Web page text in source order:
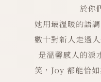
於你
她用最溫暖的語
數十對新人走過
是溫馨感人的淚
笑，Joy 都能恰